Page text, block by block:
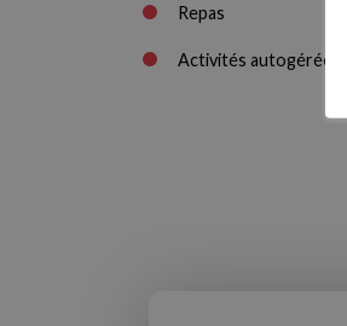
Repas
Activités autogérées